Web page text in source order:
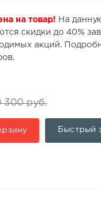
на товар! На
скидки до 40%
акций.
300 руб.
Быстрый